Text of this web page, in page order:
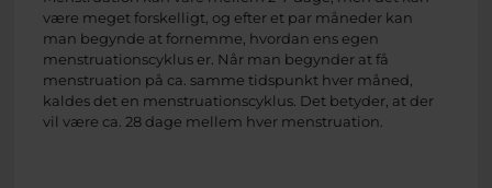
være meget forskelligt, og efter et par måneder kan
man begynde at fornemme, hvordan ens egen
menstruationscyklus er. Når man begynder at få
menstruation på ca. samme tidspunkt hver måned,
kaldes det en menstruationscyklus. Det betyder, at der
vil være ca. 28 dage mellem hver menstruation.